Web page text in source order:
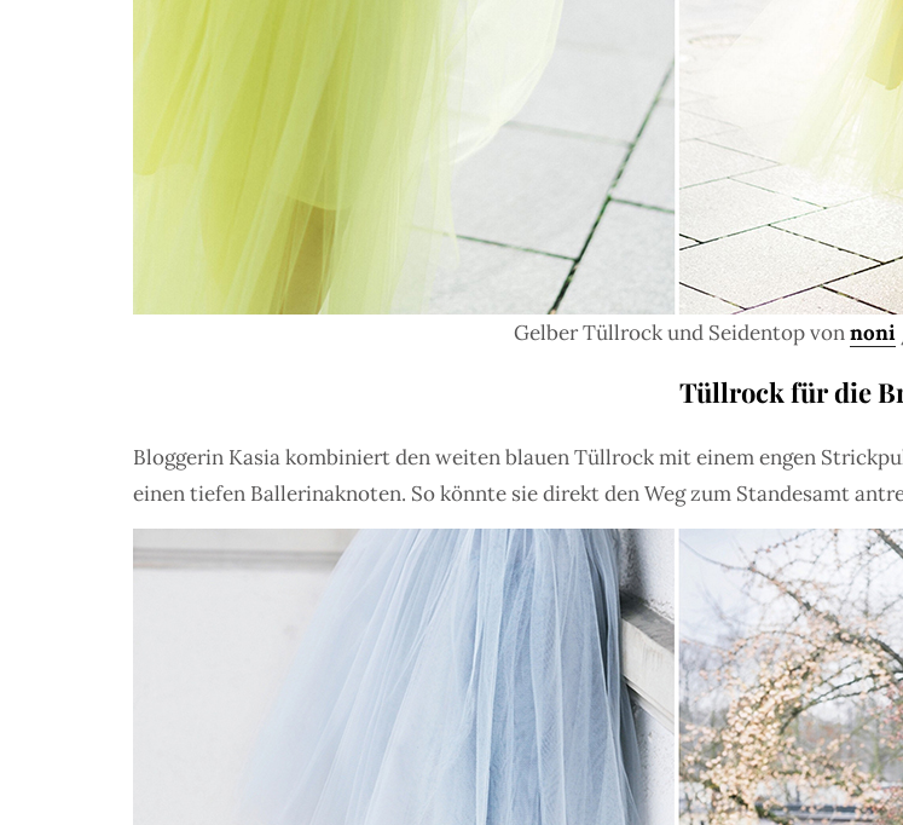
Gelber Tüllrock und Seidentop vonnoni
Tüllrock für die
Bloggerin Kasia kombiniert den weiten blauen Tüllrock mit einem engen
einen tiefen Ballerinaknoten. So könnte sie direkt den Weg zum Standesamt